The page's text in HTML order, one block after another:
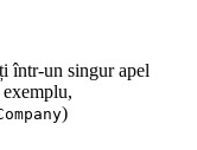
într-un singur apel
)